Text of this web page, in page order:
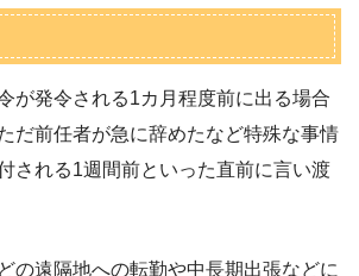
が発令される1カ月程度前に出る場合
だ前任者が急に辞めたなど特殊な事情
される1週間前といった直前に言い渡
の遠隔地への転勤や中長期出張などに